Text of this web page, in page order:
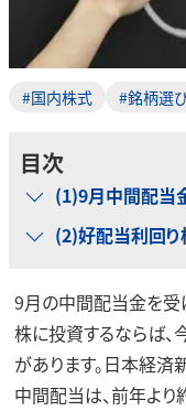
#国内株式 #銘柄選
目次
(1)9月中間配当
(2)好配当利回り
9月の中間配当金を受
株に投資するならば
があります。日本経
中間配当は、前年よ